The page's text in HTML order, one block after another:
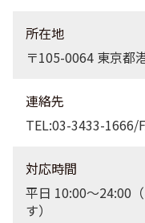
所在地
〒105-0064 東京都
連絡先
TEL:03-3433-1666/
対応時間
平日 10:00〜24:00
す）